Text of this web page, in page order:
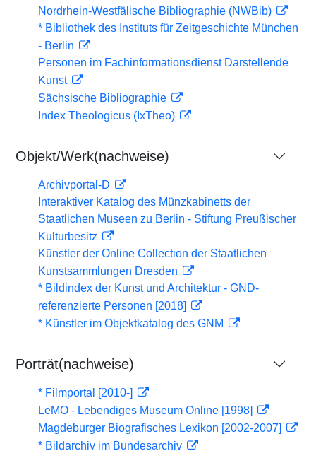
Nordrhein-Westfälische Bibliographie (NWBib)
* Bibliothek des Instituts für Zeitgeschichte München
- Berlin
Personen im Fachinformationsdienst Darstellende
Kunst
Sächsische Bibliographie
Index Theologicus (IxTheo)
Objekt/Werk(nachweise)
Archivportal-D
Interaktiver Katalog des Münzkabinetts der
Staatlichen Museen zu Berlin - Stiftung Preußischer
Kulturbesitz
Künstler der Online Collection der Staatlichen
Kunstsammlungen Dresden
* Bildindex der Kunst und Architektur - GND-
referenzierte Personen [2018]
* Künstler im Objektkatalog des GNM
Porträt(nachweise)
* Filmportal [2010-]
LeMO - Lebendiges Museum Online [1998]
Magdeburger Biografisches Lexikon [2002-2007]
* Bildarchiv im Bundesarchiv